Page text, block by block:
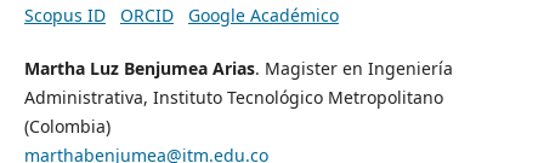
Scopus ID
ORCID Google Académico
Martha Luz Benjumea Arias. Magister en Ingeniería
Administrativa, Instituto Tecnológico Metropolitano
(Colombia)
marthabenjumea@itm.edu.co